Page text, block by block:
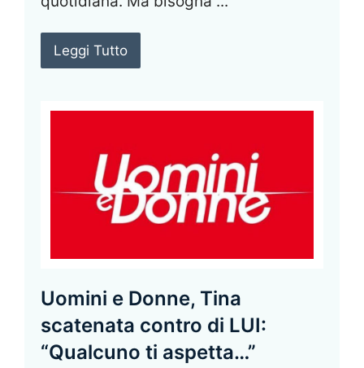
Leggi Tutto
Uomini e Donne, Tina
scatenata contro di LUI:
“Qualcuno ti aspetta…”